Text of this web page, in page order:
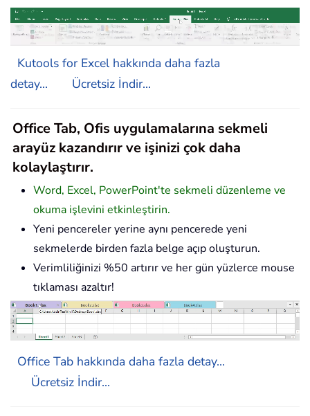
Kutools for Excel hakkında daha fazla
detay...
Ücretsiz İndir...
Office Tab, Ofis uygulamalarına sekmeli
arayüz kazandırır ve işinizi çok daha
kolaylaştırır.
Word, Excel, PowerPoint'te sekmeli düzenleme ve
okuma işlevini etkinleştirin.
Yeni pencereler yerine aynı pencerede yeni
sekmelerde birden fazla belge açıp oluşturun.
Verimliliğinizi %50 artırır ve her gün yüzlerce mouse
tıklaması azaltır!
Office Tab hakkında daha fazla detay...
Ücretsiz İndir...